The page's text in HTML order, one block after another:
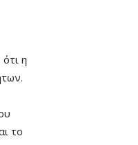
η
το